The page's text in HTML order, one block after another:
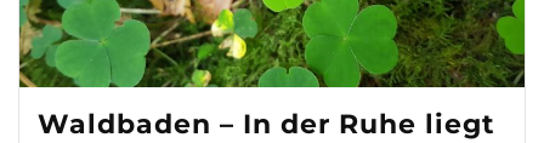
Waldbaden – In der Ruhe liegt